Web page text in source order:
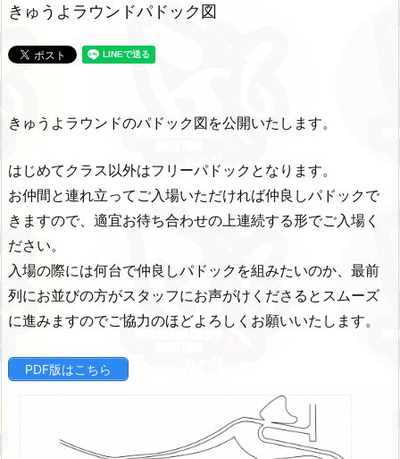
きゅうよラウンドパドック図
きゅうよラウンドのパドック図を公開いたします。
はじめてクラス以外はフリーパドックとなります。
お仲間と連れ立ってご入場いただければ仲良しパドックで
きますので、適宜お待ち合わせの上連続する形でご入場く
ださい。
入場の際には何台で仲良しパドックを組みたいのか、最前
列にお並びの方がスタッフにお声がけくださるとスムーズ
に進みますのでご協力のほどよろしくお願いいたします。
PDF版はこちら